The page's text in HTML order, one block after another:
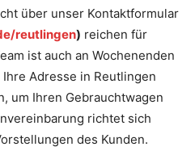
über unser Kontaktformular
reutlingen) reichen für
ist auch an Wochenenden
Adresse in Reutlingen
um Ihren Gebrauchtwagen
richtet sich
des Kunden.